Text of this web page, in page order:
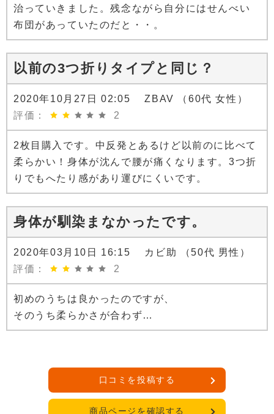
治っていきました。残念ながら自分にはせんべい
布団があっていたのだと・・。
以前の3つ折りタイプと同じ？
2020年10月27日 02:05 ZBAV （60代 女性）
評価：
2
2枚目購入です。中反発とあるけど以前のに比べて
柔らかい！身体が沈んで腰が痛くなります。3つ折
りでもへたり感があり運びにくいです。
身体が馴染まなかったです。
2020年03月10日 16:15 カビ助 （50代 男性）
評価：
2
初めのうちは良かったのですが、
そのうち柔らかさが合わず…
口コミを投稿する
商品ページを確認する